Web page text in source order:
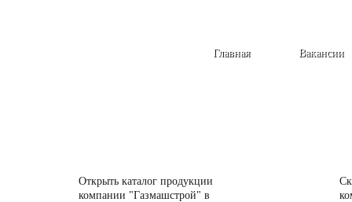
Вакансии
Главная
Открыть каталог продукции
компании "Газмашстрой" в